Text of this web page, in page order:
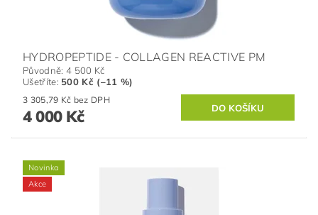
HYDROPEPTIDE - COLLAGEN REACTIVE PM
Původně: 4 500 Kč
Ušetříte: 500 Kč (–11 %)
3 305,79 Kč bez DPH
4 000 Kč
Novinka
Akce